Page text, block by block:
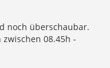
noch überschaubar.
08.45h -